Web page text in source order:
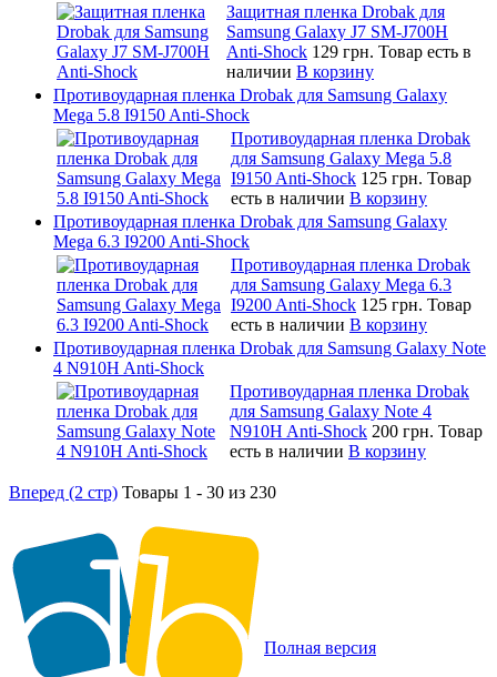
Защитная пленка Drobak для
Samsung Galaxy J7 SM-J700H
Anti-Shock 129 грн. Товар есть в
наличии В корзину
Противоударная пленка Drobak для Samsung Galaxy
Mega 5.8 I9150 Anti-Shock
Противоударная пленка Drobak
для Samsung Galaxy Mega 5.8
I9150 Anti-Shock 125 грн. Товар
есть в наличии В корзину
Противоударная пленка Drobak для Samsung Galaxy
Mega 6.3 I9200 Anti-Shock
Противоударная пленка Drobak
для Samsung Galaxy Mega 6.3
I9200 Anti-Shock 125 грн. Товар
есть в наличии В корзину
Противоударная пленка Drobak для Samsung Galaxy Note
4 N910H Anti-Shock
Противоударная пленка Drobak
для Samsung Galaxy Note 4
N910H Anti-Shock 200 грн. Товар
есть в наличии В корзину
Вперед (2 стр) Товары 1 - 30 из 230
Полная версия